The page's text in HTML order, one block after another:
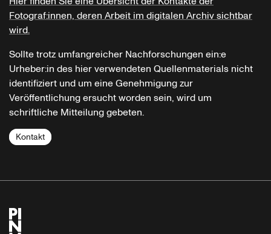
Fotograf:innen, deren Arbeit im digitalen Archiv sichtbar
wird.
Sollte trotz umfangreicher Nachforschungen ein:e
Urheber:in des hier verwendeten Quellenmaterials nicht
identifiziert und um eine Genehmigung zur
Veröffentlichung ersucht worden sein, wird um
schriftliche Mitteilung gebeten.
Kontakt